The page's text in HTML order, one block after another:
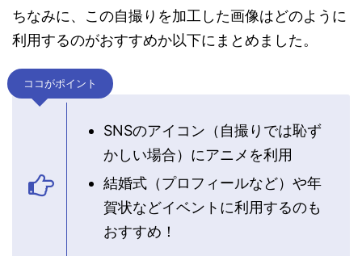
ちなみに、この自撮りを加工した画像はどのように
利用するのがおすすめか以下にまとめました。
ココがポイント
SNSのアイコン（自撮りでは恥ず
かしい場合）にアニメを利用
結婚式（プロフィールなど）や年
賀状などイベントに利用するのも
おすすめ！